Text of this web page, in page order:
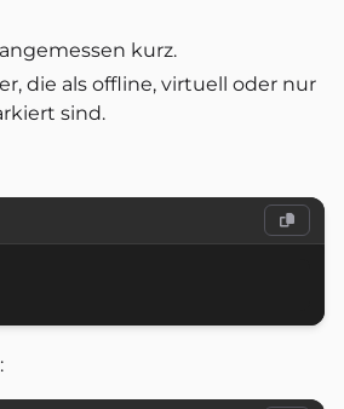
kurz.
die als offline, virtuell oder nur
sind.